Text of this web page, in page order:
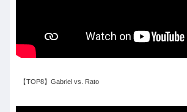
【TOP8】Gabriel vs. Rato